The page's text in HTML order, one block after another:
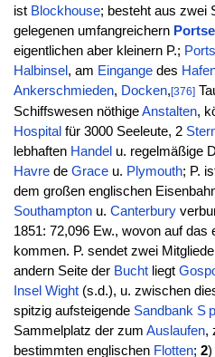
ist Blockhouse; besteht aus zwei
gelegenen umfangreichern
eigentlichen aber kleinern P.;
Halbinsel , am Eingangedes
Ankerschmieden, Docken, [376]
Schiffswesen nöthigeAnstalten,
Hospital für 3000 Seeleute, 2
lebhaften Handel u. regelmäßige
Havrede Graceu. Plymouth; P.
dem großen englischen
Southamptonu. Canterbury
1851: 72,096 Ew., wovon auf das
kommen. P. sendet zwei
andern Seite der Buchtliegt
Insel Wight(s.d.), u. zwischen
spitzig aufsteigende Sandbank
Sammelplatz der zum Auslaufen,
bestimmten englischen Flotten; 2)